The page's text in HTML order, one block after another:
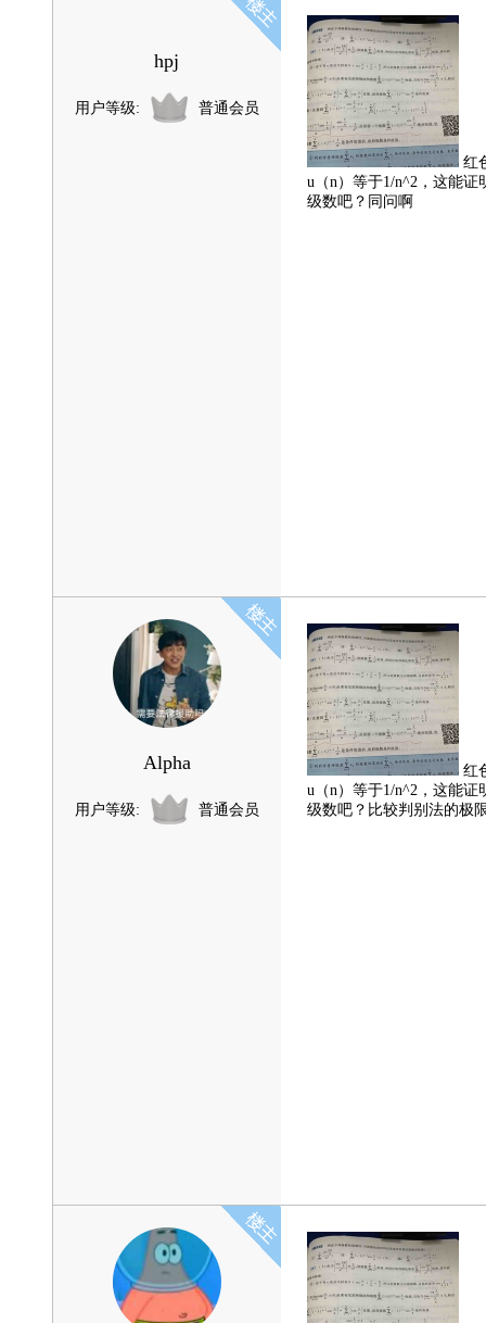
hpj
用户等级: 普通会员
红
u（n）等于1/n^2，这能
级数吧？同问啊
Alpha
用户等级: 普通会员
红
u（n）等于1/n^2，这能
级数吧？比较判别法的极